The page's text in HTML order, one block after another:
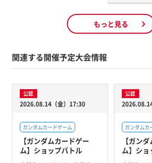
もっと見る
関連する開催予定大会情報
公認
2026.08.14（金）17:30
ガンダムカードゲーム
【ガンダムカードゲー
ム】ショップバトル
公認
ガンダムカ
【ガン
ム】ショ